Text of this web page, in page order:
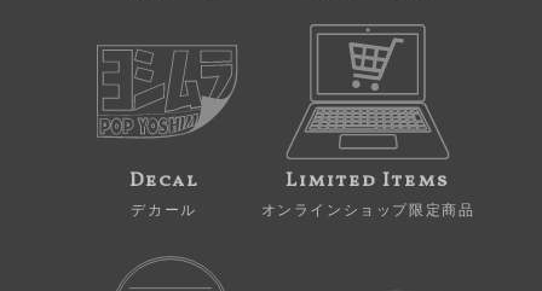
Decal
デカール
Limited Items
オンラインショップ限定商品